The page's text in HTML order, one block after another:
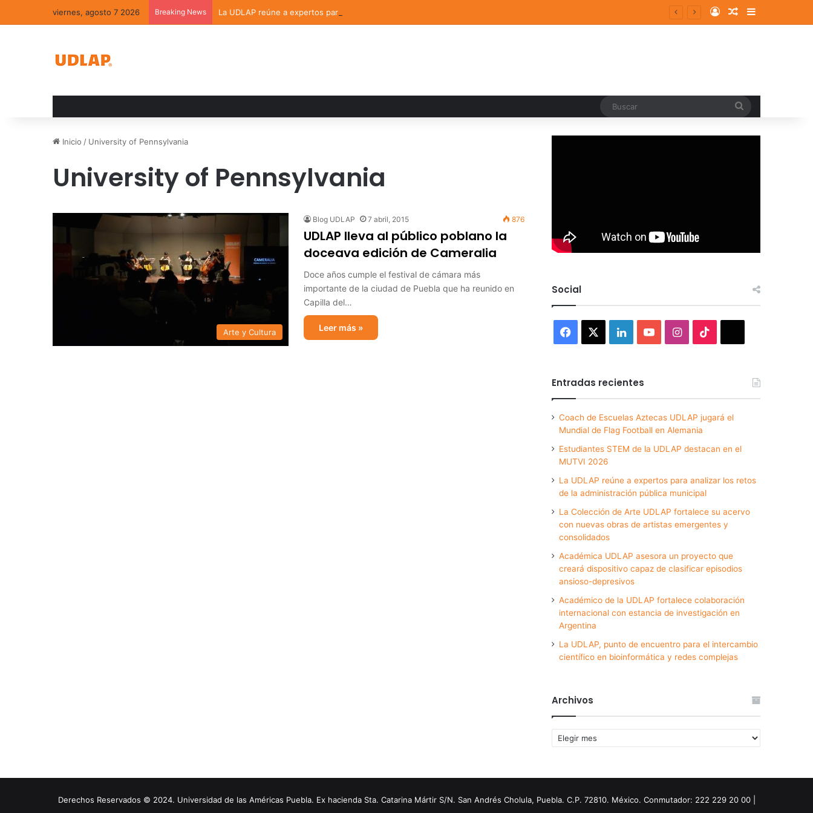
viernes, agosto 7 2026 Breaking News La UDLAP reúne a expertos para analizar los retos de la administración pública municipal Log InRandom Article
Sidebar
Inicio / University of Pennsylvania
University of Pennsylvania
Arte y Cultura
Blog UDLAP 7 abril, 2015 876
UDLAP lleva al público poblano la
doceava edición de Cameralia
Doce años cumple el festival de cámara más
importante de la ciudad de Puebla que ha reunido en
Capilla del…
Leer más »
Social
Facebook LinkedInYouTubeInstagram
Entradas recientes
Coach de Escuelas Aztecas UDLAP jugará el
Mundial de Flag Football en Alemania
Estudiantes STEM de la UDLAP destacan en el
MUTVI 2026
La UDLAP reúne a expertos para analizar los retos
de la administración pública municipal
La Colección de Arte UDLAP fortalece su acervo
con nuevas obras de artistas emergentes y
consolidados
Académica UDLAP asesora un proyecto que
creará dispositivo capaz de clasificar episodios
ansioso-depresivos
Académico de la UDLAP fortalece colaboración
internacional con estancia de investigación en
Argentina
La UDLAP, punto de encuentro para el intercambio
científico en bioinformática y redes complejas
Archivos
Archivos
Derechos Reservados © 2024. Universidad de las Américas Puebla. Ex hacienda Sta. Catarina Mártir S/N. San Andrés Cholula, Puebla. C.P. 72810. México. Conmutador: 222 229 20 00 |